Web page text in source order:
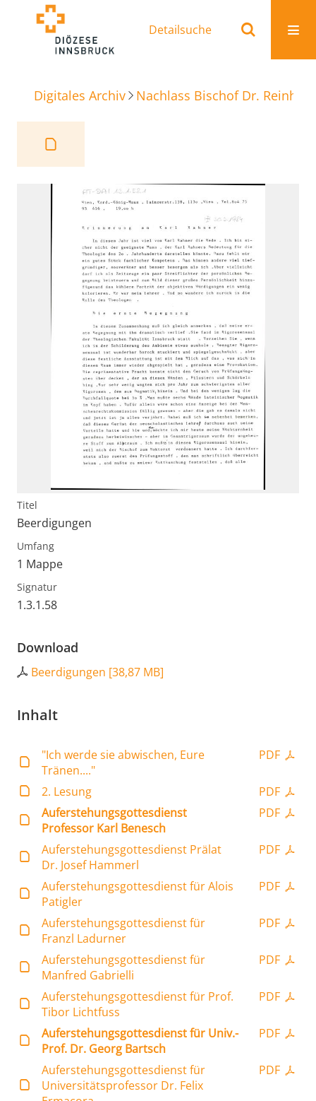
Detailsuche
Digitales Archiv Nachlass Bischof Dr.
Titel
Beerdigungen
Umfang
1 Mappe
Signatur
1.3.1.58
Download
Beerdigungen [38,87 MB]
Inhalt
PDF
"Ich werde sie abwischen, Eure
Tränen...."
PDF
2. Lesung
PDF
Auferstehungsgottesdienst
Professor Karl Benesch
PDF
Auferstehungsgottesdienst Prälat
Dr. Josef Hammerl
PDF
Auferstehungsgottesdienst für Alois
Patigler
PDF
Auferstehungsgottesdienst für
Franzl Ladurner
PDF
Auferstehungsgottesdienst für
Manfred Gabrielli
PDF
Auferstehungsgottesdienst für Prof.
Tibor Lichtfuss
PDF
Auferstehungsgottesdienst für Univ.-
Prof. Dr. Georg Bartsch
PDF
Auferstehungsgottesdienst für
Universitätsprofessor Dr. Felix